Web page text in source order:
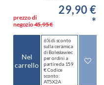
prezzo di
negozio45,95 €
29,90 €
*
Nel
carrello
6% di sconto
sulla ceramica
di Bolesławiec
per ordini a
partire da 159
€ Codice
sconto:
AT5X2A